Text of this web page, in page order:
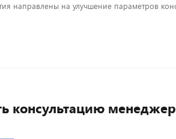
направлены на улучшение параметров
консультацию